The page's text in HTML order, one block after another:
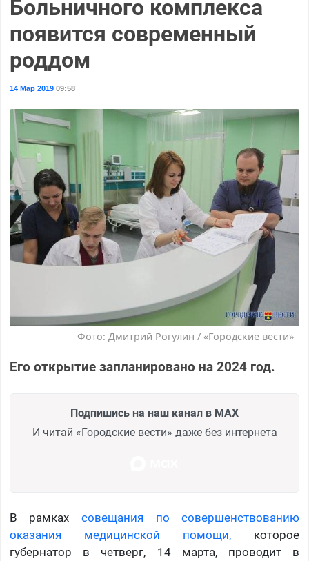
Больничного комплекса
появится современный
роддом
14 Мар 201909:58
Фото: Дмитрий Рогулин / «Городские вести»
Его открытие запланировано на 2024 год.
Подпишись на наш канал в MAX
И читай «Городские вести» даже без интернета
В рамках совещания по совершенствованию
оказания медицинской помощи, которое
губернатор в четверг, 14 марта, проводит в